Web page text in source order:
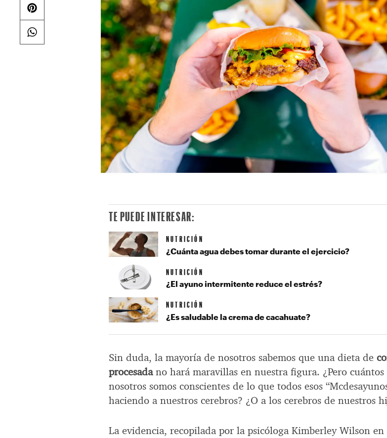
Sin duda, la mayoría de nosotros sabemos que una dieta de
procesadano hará maravillas en nuestra figura. ¿Pero cuántos
nosotros somos conscientes de lo que todos esos
haciendo a nuestros cerebros? ¿O a los cerebros de nuestros
La evidencia, recopilada por la psicóloga Kimberley Wilson
TE PUEDE INTERESAR:
NUTRICIÓN
¿Cuánta agua debes tomar durante el ejercicio?
NUTRICIÓN
¿El ayuno intermitente reduce el estrés?
NUTRICIÓN
¿Es saludable la crema de cacahuate?